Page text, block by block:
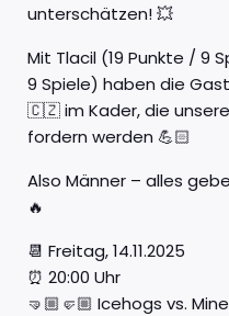
unterschätzen! 💥
Mit Tlacil (19 Punkte / 9
9 Spiele) haben die
🇨🇿 im Kader, die
fordern werden 💪🏻
Also Männer – alles
🔥
📆 Freitag, 14.11.2025
⏰ 20:00 Uhr
🤜🏼🤛🏼 Icehogs vs.